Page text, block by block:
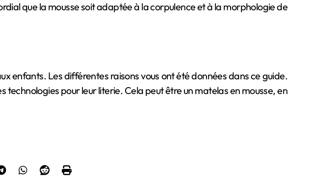
que la mousse soit adaptée à la corpulence et à la morphologie de
enfants. Les différentes raisons vous ont été données dans ce guide.
pour leur literie. Cela peut être un matelas en mousse, en